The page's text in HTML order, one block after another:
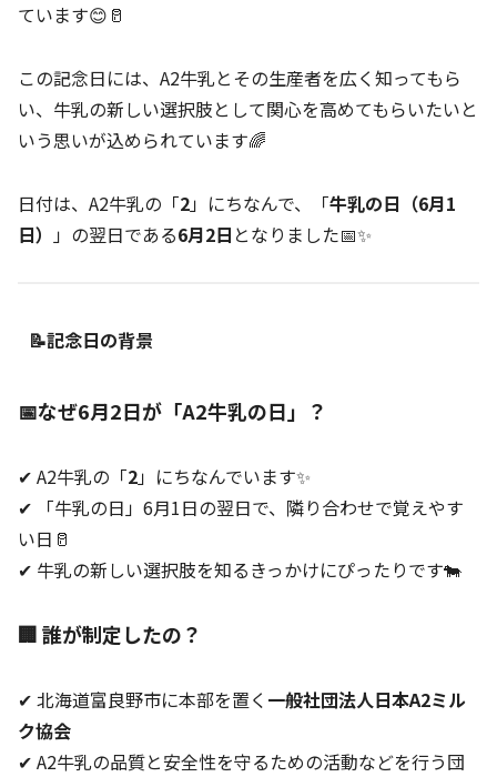
ています😊🥛
この記念日には、A2牛乳とその生産者を広く知ってもら
い、牛乳の新しい選択肢として関心を高めてもらいたいと
いう思いが込められています🌈
日付は、A2牛乳の「2」にちなんで、「牛乳の日（6月1
日） 」の翌日である6月2日 となりました📅✨
📝記念日の背景
📅なぜ6月2日が「A2牛乳の日」？
✔ A2牛乳の「2」にちなんでいます✨
✔ 「牛乳の日」6月1日の翌日で、隣り合わせで覚えやす
い日🥛
✔ 牛乳の新しい選択肢を知るきっかけにぴったりです🐄
🏢 誰が制定したの？
✔ 北海道富良野市に本部を置く 一般社団法人日本A2ミル
ク協会
✔ A2牛乳の品質と安全性を守るための活動などを行う団